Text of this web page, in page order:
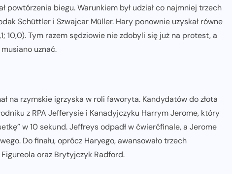
powtórzenia biegu. Warunkiem był udział co najmniej trzech
Schüttler i Szwajcar Müller. Hary ponownie uzyskał równe
10,0). Tym razem sędziowie nie zdobyli się już na protest, a
uznać.
na rzymskie igrzyska w roli faworyta. Kandydatów do złota
z RPA Jefferysie i Kanadyjczyku Harrym Jerome, który
w 10 sekund. Jeffreys odpadł w ćwierćfinale, a Jerome
Do finału, oprócz Haryego, awansowało trzech
oraz Brytyjczyk Radford.